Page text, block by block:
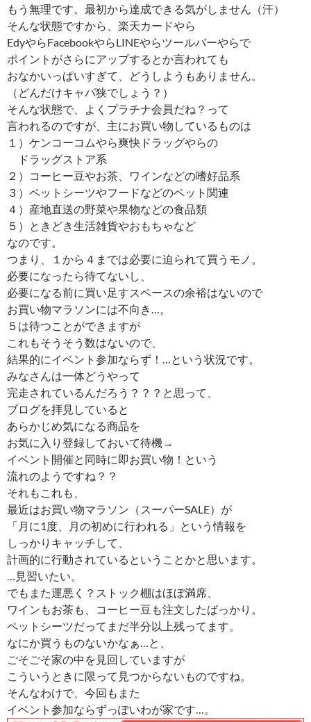
もう無理です。最初から達成できる気がしません（汗）
そんな状態ですから、楽天カードやら
EdyやらFacebookやらLINEやらツールバーやらで
ポイントがさらにアップするとか言われても
おなかいっぱいすぎて、どうしようもありません。
（どんだけキャパ狭でしょう？）
そんな状態で、よくプラチナ会員だね？って
言われるのですが、主にお買い物しているものは
１）ケンコーコムやら爽快ドラッグやらの
ドラッグストア系
２）コーヒー豆やお茶、ワインなどの嗜好品系
３）ペットシーツやフードなどのペット関連
４）産地直送の野菜や果物などの食品類
５）ときどき生活雑貨やおもちゃなど
なのです。
つまり、１から４までは必要に迫られて買うモノ。
必要になったら待てないし、
必要になる前に買い足すスペースの余裕はないので
お買い物マラソンには不向き…。
５は待つことができますが
これもそうそう数はないので、
結果的にイベント参加ならず！…という状況です。
みなさんは一体どうやって
完走されているんだろう？？？と思って、
ブログを拝見していると
あらかじめ気になる商品を
お気に入り登録しておいて待機→
イベント開催と同時に即お買い物！という
流れのようですね？？
それもこれも、
最近はお買い物マラソン（スーパーSALE）が
「月に1度、月の初めに行われる」という情報を
しっかりキャッチして、
計画的に行動されているということかと思います。
…見習いたい。
でもまた運悪く？ストック棚はほぼ満席、
ワインもお茶も、コーヒー豆も注文したばっかり。
ペットシーツだってまだ半分以上残ってます。
なにか買うものないかなぁ…と、
ごそごそ家の中を見回していますが
こういうときに限って見つからないものですね。
そんなわけで、今回もまた
イベント参加ならずっぽいわが家です…。